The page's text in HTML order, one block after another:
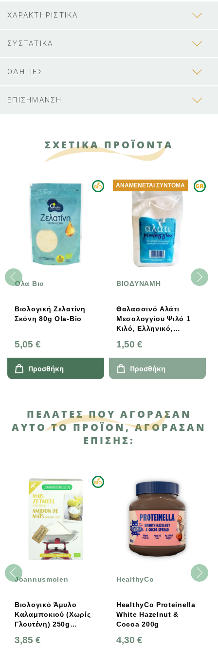
ΧΑΡΑΚΤΗΡΙΣΤΙΚΑ
ΣΥΣΤΑΤΙΚΑ
ΟΔΗΓΙΕΣ
ΕΠΙΣΗΜΑΝΣΗ
ΣΧΕΤΙΚΑ ΠΡΟΪΟΝΤΑ
Όλα Βιο
Βιολογική Ζελατίνη
Σκόνη 80g Ola-Bio
5,05 €
Προσθήκη
ΒΙΟΔΥΝΑΜΗ
Θαλασσινό Αλάτι
Μεσολογγίου Ψιλό 1
Κιλό, Ελληνικό,
1,50 €
ΑΝΑΜΈΝΕΤΑΙ ΣΎΝΤΟΜΑ
Προσθήκη
ΠΕΛΆΤΕΣ ΠΟΥ ΑΓΌΡΑΣΑΝ
ΑΥΤΌ ΤΟ ΠΡΟΪΌΝ, ΑΓΌΡΑΣΑΝ
ΕΠΊΣΗΣ:
Joannusmolen
Βιολογικό Άμυλο
Καλαμποκιού (Χωρίς
Γλουτένη) 250g
3,85 €
HealthyCo
HealthyCo Proteinella
White Hazelnut &
Cocoa 200g
4,30 €